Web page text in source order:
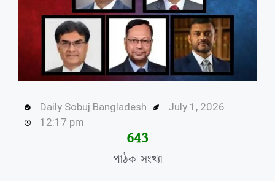
Daily Sobuj Bangladesh
July 1, 2026
12:17 pm
পাঠক সংখ্যা
645